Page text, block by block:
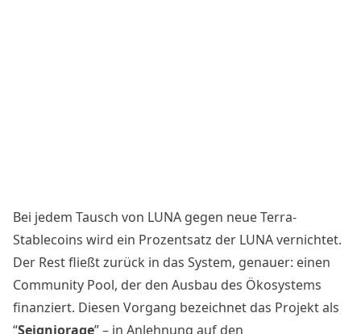
Bei jedem Tausch von LUNA gegen neue Terra-
Stablecoins wird ein Prozentsatz der LUNA vernichtet.
Der Rest fließt zurück in das System, genauer: einen
Community Pool, der den Ausbau des Ökosystems
finanziert. Diesen Vorgang bezeichnet das Projekt als
“Seigniorage” – in Anlehnung auf den